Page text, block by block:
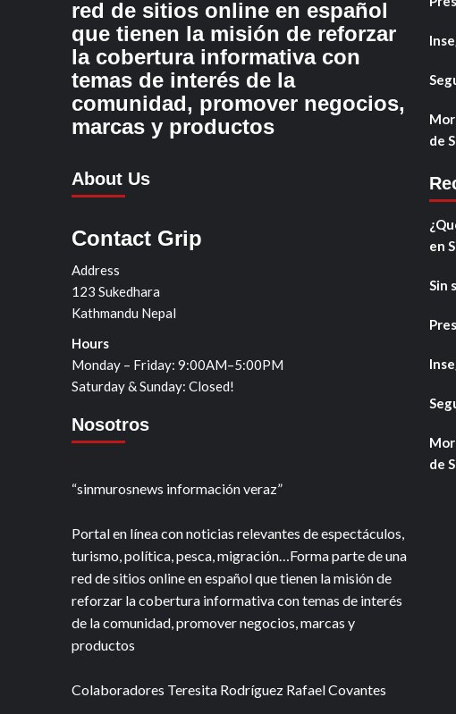
red de sitios online en español
que tienen la misión de reforzar
la cobertura informativa con
temas de interés de la
comunidad, promover negocios,
marcas y productos
About Us
Contact Grip
Address
123 Sukedhara
Kathmandu Nepal
Hours
Monday – Friday: 9:00AM–5:00PM
Saturday & Sunday: Closed!
Nosotros
“sinmurosnews información veraz”
Portal en línea con noticias relevantes de espectáculos,
turismo, política, pesca, migración…Forma parte de una
red de sitios online en español que tienen la misión de
reforzar la cobertura informativa con temas de interés
de la comunidad, promover negocios, marcas y
productos
Colaboradores Teresita Rodríguez Rafael Covantes
de
en
Sin
de